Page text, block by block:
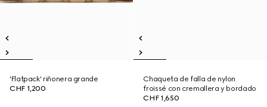
'Flatpack' riñonera grande
CHF 1,200
Chaqueta de falla de nylon
froissé con cremallera y bordado
CHF 1,650